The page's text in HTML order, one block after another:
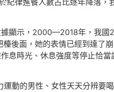
示，2000—2018年，我國2
檯後面，她的表情已經到達了
息時光、休息強度等停止恰當
動的男性、女性天天分辨要